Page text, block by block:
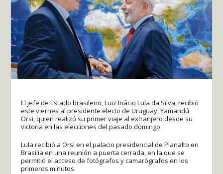
El jefe de Estado brasileño, Luiz Inácio Lula da Silva, recibió
este viernes al presidente electo de Uruguay, Yamandú
Orsi, quien realizó su primer viaje al extranjero desde su
victoria en las elecciones del pasado domingo.
Lula recibió a Orsi en el palacio presidencial de Planalto en
Brasilia en una reunión a puerta cerrada, en la que se
permitió el acceso de fotógrafos y camarógrafos en los
primeros minutos.